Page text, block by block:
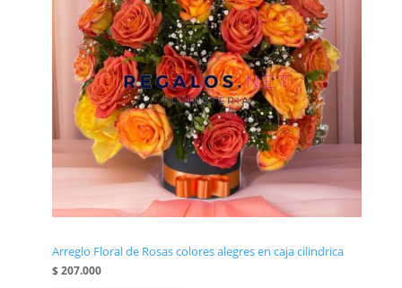
Arreglo Floral de Rosas colores alegres en caja cilindrica
$207.000